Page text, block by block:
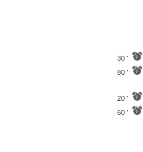
30 '
80 '
20 '
60 '